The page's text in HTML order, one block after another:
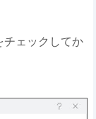
チェックしてか